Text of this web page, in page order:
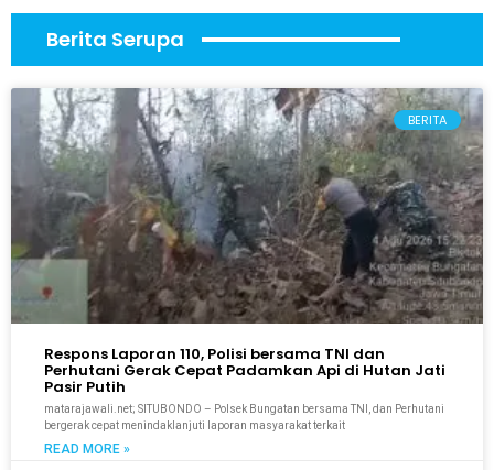
Berita Serupa
BERITA
Respons Laporan 110, Polisi bersama TNI dan
Perhutani Gerak Cepat Padamkan Api di Hutan Jati
Pasir Putih
matarajawali.net; SITUBONDO – Polsek Bungatan bersama TNI, dan Perhutani
bergerak cepat menindaklanjuti laporan masyarakat terkait
READ MORE »